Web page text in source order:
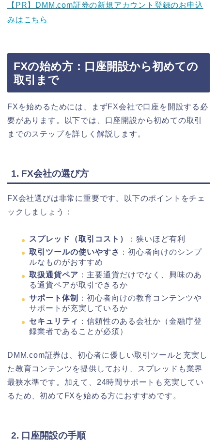
【PR】DMM.com証券の新規アカウント登録のお申込
みはこちら
FXの始め方：口座開設から初めての
取引まで
FXを始めるためには、まずFX会社で口座を開設する必
要があります。以下では、口座開設から初めての取引
までのステップを詳しく解説します。
1. FX会社の選び方
FX会社選びは非常に重要です。以下のポイントをチェ
ックしましょう：
スプレッド（取引コスト）
：狭いほど有利
取引ツールの使いやすさ ：初心者向けのシンプ
ルなものがおすすめ
取扱通貨ペア ：主要通貨だけでなく、興味のあ
る通貨ペアが取引できるか
サポート体制
：初心者向けの教育コンテンツや
サポートが充実しているか
セキュリティ ：信頼性のある会社か（金融庁登
録業者であることが必須）
DMM.com証券は、初心者に優しい取引ツールと充実し
た教育コンテンツを提供しており、スプレッドも業界
最狭水準です。加えて、24時間サポートも充実してい
るため、初めてFXを始める方におすすめです。
2. 口座開設の手順